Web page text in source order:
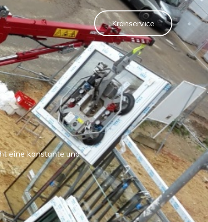
Kranservice
eine konstante und